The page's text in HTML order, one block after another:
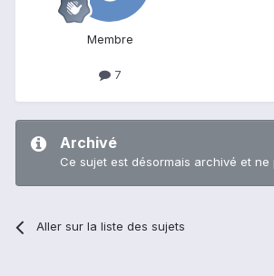
Membre
7
Archivé
Ce sujet est désormais archivé et
Aller sur la liste des sujets